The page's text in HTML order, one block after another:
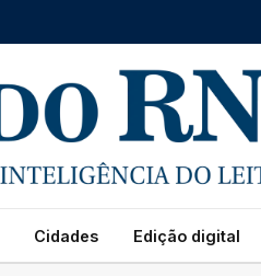
Cidades Edição digital